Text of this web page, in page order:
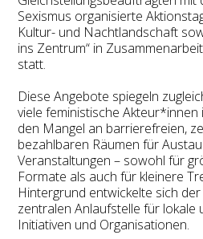
Sexismus organisierte
Kultur- und Nachtlandschaft
ins Zentrum“ in
statt.
Diese Angebote spiegeln
viele feministische
den Mangel an barrierefreien,
bezahlbaren Räumen für
Veranstaltungen – sowohl für
Formate als auch für kleinere
Hintergrund entwickelte sich
zentralen Anlaufstelle für lokale
Initiativen und Organisationen.